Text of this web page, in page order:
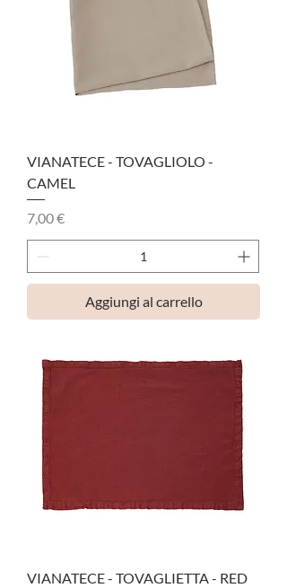
VIANATECE - TOVAGLIOLO -
CAMEL
Prezzo
7,00 €
Aggiungi al carrello
VIANATECE - TOVAGLIETTA - RED